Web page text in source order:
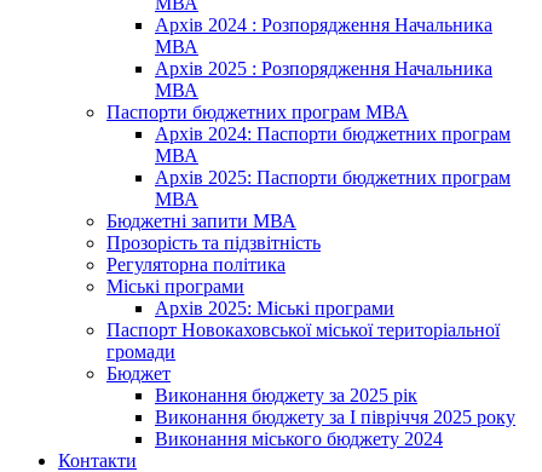
Архів 2024 : Розпорядження Начальника
МВА
Архів 2025 : Розпорядження Начальника
МВА
Паспорти бюджетних програм МВА
Архів 2024: Паспорти бюджетних програм
МВА
Архів 2025: Паспорти бюджетних програм
МВА
Бюджетні запити МВА
Прозорість та підзвітність
Регуляторна політика
Міські програми
Архів 2025: Міські програми
Паспорт Новокаховської міської територіальної
громади
Бюджет
Виконання бюджету за 2025 рік
Виконання бюджету за І півріччя 2025 року
Виконання міського бюджету 2024
Контакти